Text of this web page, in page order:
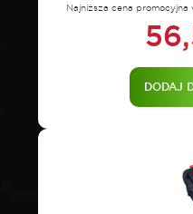
Najniższa cena
DODAJ